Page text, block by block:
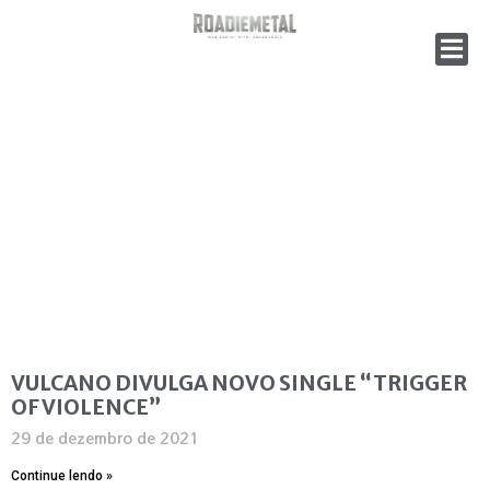
VULCANO DIVULGA NOVO SINGLE “TRIGGER
OF VIOLENCE”
29 de dezembro de 2021
Continue lendo »